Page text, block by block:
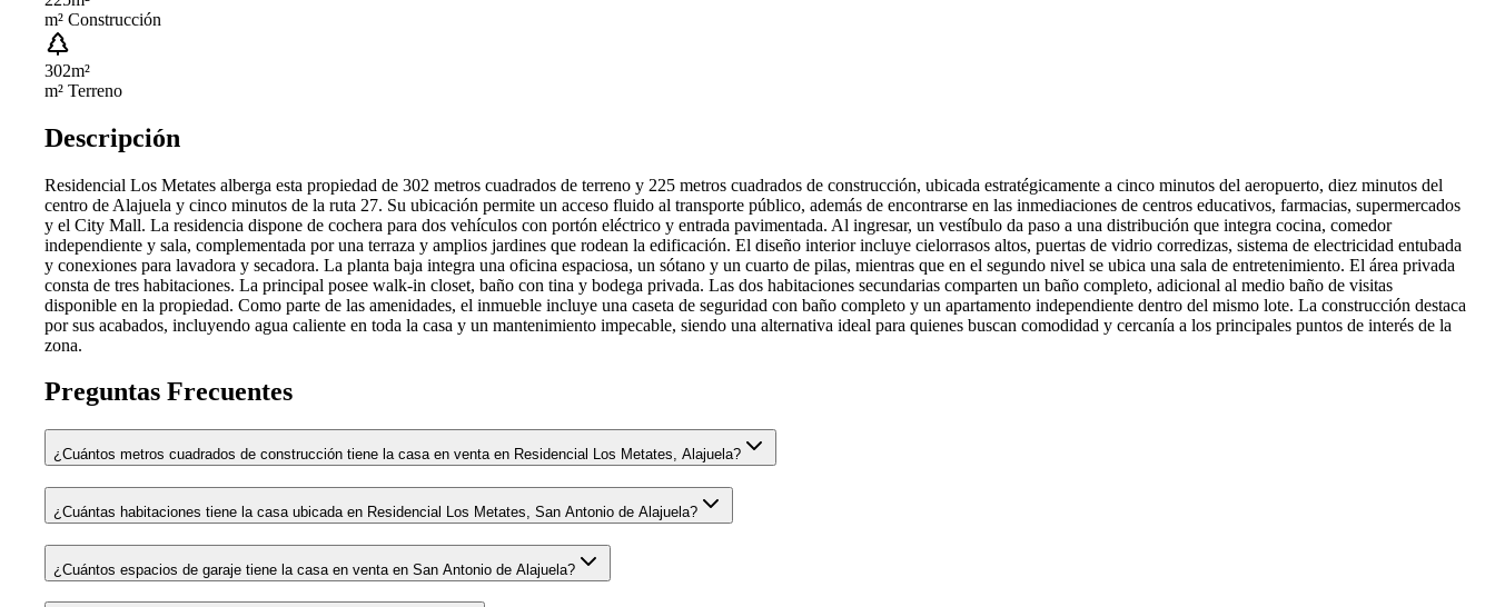
m² Construcción
302m²
m² Terreno
Descripción
Residencial Los Metates alberga esta propiedad de 302 metros cuadrados de terreno y 225 metros cuadrados de construcción, ubicada estratégicamente a cinco minutos del aeropuerto, diez minutos del
centro de Alajuela y cinco minutos de la ruta 27. Su ubicación permite un acceso fluido al transporte público, además de encontrarse en las inmediaciones de centros educativos, farmacias, supermercados
y el City Mall. La residencia dispone de cochera para dos vehículos con portón eléctrico y entrada pavimentada. Al ingresar, un vestíbulo da paso a una distribución que integra cocina, comedor
independiente y sala, complementada por una terraza y amplios jardines que rodean la edificación. El diseño interior incluye cielorrasos altos, puertas de vidrio corredizas, sistema de electricidad entubada
y conexiones para lavadora y secadora. La planta baja integra una oficina espaciosa, un sótano y un cuarto de pilas, mientras que en el segundo nivel se ubica una sala de entretenimiento. El área privada
consta de tres habitaciones. La principal posee walk-in closet, baño con tina y bodega privada. Las dos habitaciones secundarias comparten un baño completo, adicional al medio baño de visitas
disponible en la propiedad. Como parte de las amenidades, el inmueble incluye una caseta de seguridad con baño completo y un apartamento independiente dentro del mismo lote. La construcción destaca
por sus acabados, incluyendo agua caliente en toda la casa y un mantenimiento impecable, siendo una alternativa ideal para quienes buscan comodidad y cercanía a los principales puntos de interés de la
zona.
Preguntas Frecuentes
¿Cuántos metros cuadrados de construcción tiene la casa en venta en Residencial Los Metates, Alajuela?
¿Cuántas habitaciones tiene la casa ubicada en Residencial Los Metates, San Antonio de Alajuela?
¿Cuántos espacios de garaje tiene la casa en venta en San Antonio de Alajuela?